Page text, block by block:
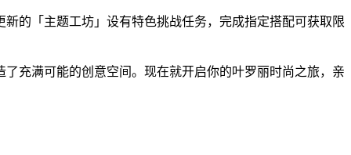
的「主题工坊」设有特色挑战任务，完成指定搭配可获取限
充满可能的创意空间。现在就开启你的叶罗丽时尚之旅，亲